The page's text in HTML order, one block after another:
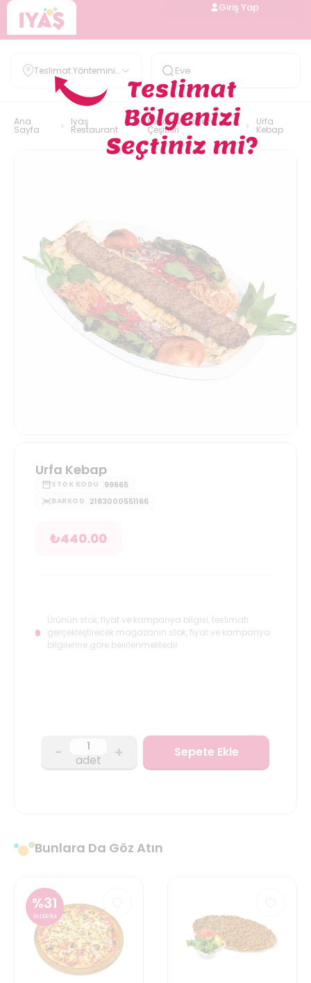
Giriş Yap
Teslimat Yöntemini
Belirle
Ana
Sayfa
Iyaş
Restaurant
Kebap Ve Izgara
Çeşitleri
Urfa
Kebap
Urfa Kebap
STOK KODU 99665
BARKOD 2183000551166
₺440.00
Ürünün stok, fiyat ve kampanya bilgisi, teslimatı
gerçekleştirecek mağazanın stok, fiyat ve kampanya
bilgilerine göre belirlenmektedir.
- adet + Sepete Ekle
Bunlara Da Göz Atın
%31
İNDİRİM